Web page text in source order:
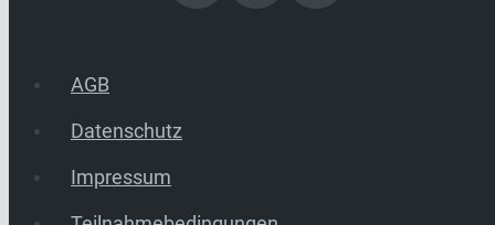
AGB
Datenschutz
Impressum